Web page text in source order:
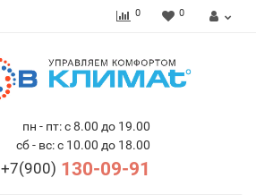
0 0
пн - пт: с 8.00 до 19.00
сб - вс: с 10.00 до 18.00
+7(900) 130-09-91